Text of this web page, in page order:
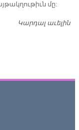
մը:
Կարդալ աւելին